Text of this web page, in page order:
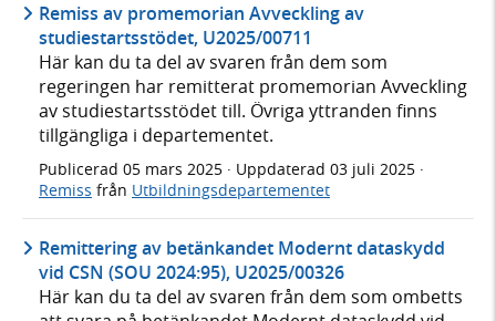
Remiss av promemorian Avveckling av
studiestartsstödet, U2025/00711
Här kan du ta del av svaren från dem som
regeringen har remitterat promemorian Avveckling
av studiestartsstödet till. Övriga yttranden finns
tillgängliga i departementet.
Publicerad 05 mars 2025 · Uppdaterad 03 juli 2025 ·
Remiss från Utbildningsdepartementet
Remittering av betänkandet Modernt dataskydd
vid CSN (SOU 2024:95), U2025/00326
Här kan du ta del av svaren från dem som ombetts